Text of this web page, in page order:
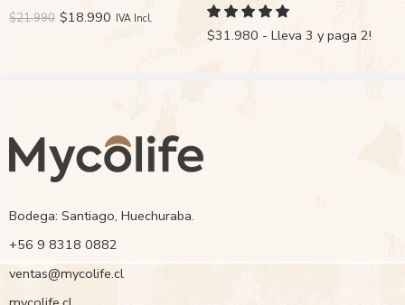
$21.990 $18.990 IVA Incl.
$31.980 - Lleva 3 y paga 2!
Bodega: Santiago, Huechuraba.
‭+56 9 8318 0882‬
ventas@mycolife.cl